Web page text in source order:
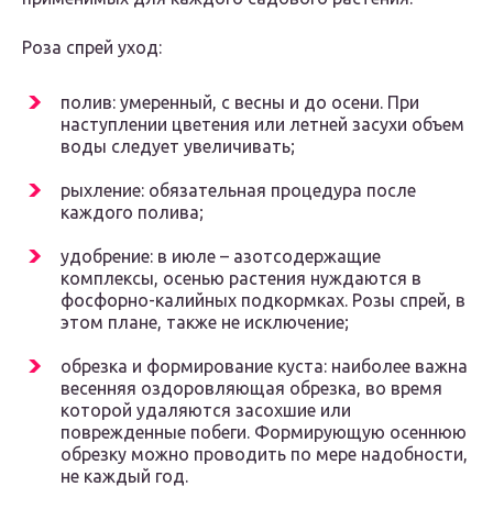
Роза спрей уход:
полив: умеренный, с весны и до осени. При
наступлении цветения или летней засухи объем
воды следует увеличивать;
рыхление: обязательная процедура после
каждого полива;
удобрение: в июле – азотсодержащие
комплексы, осенью растения нуждаются в
фосфорно-калийных подкормках. Розы спрей, в
этом плане, также не исключение;
обрезка и формирование куста: наиболее важна
весенняя оздоровляющая обрезка, во время
которой удаляются засохшие или
поврежденные побеги. Формирующую осеннюю
обрезку можно проводить по мере надобности,
не каждый год.